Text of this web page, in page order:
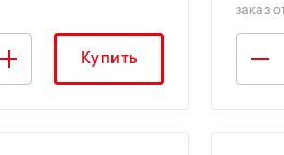
Купить
заказ